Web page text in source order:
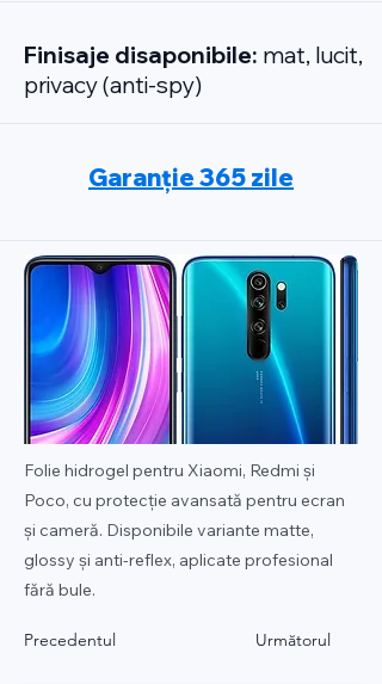
Finisaje disaponibile: mat, lucit,
privacy (anti-spy)
Garanție 365 zile
Folie hidrogel pentru Xiaomi, Redmi și
Poco, cu protecție avansată pentru ecran
și cameră. Disponibile variante matte,
glossy și anti-reflex, aplicate profesional
fără bule.
Precedentul Următorul